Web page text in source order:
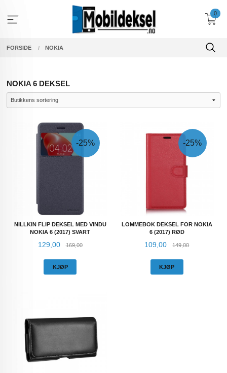
innholdet
0
FORSIDE NOKIA
NOKIA 6 DEKSEL
NILLKIN FLIP DEKSEL MED VINDU
NOKIA 6 (2017) SVART
Tilbud
129,00 169,00Rabatt
-25%
KJØP
LOMMEBOK DEKSEL FOR NOKIA
6 (2017) RØD
Tilbud
109,00 149,00Rabatt
-25%
KJØP